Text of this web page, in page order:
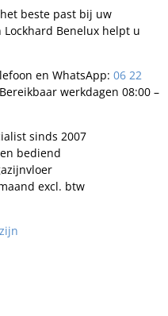
beste past bij uw
Lockhard Benelux helpt u
en WhatsApp: 06 22
Bereikbaar werkdagen 08:00 –
sinds 2007
bediend
excl. btw